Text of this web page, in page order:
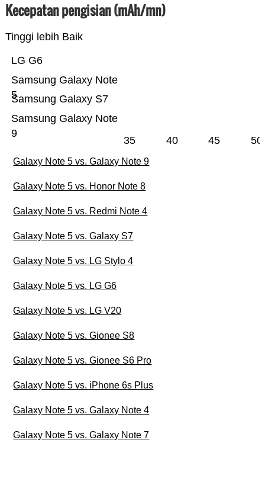
Kecepatan pengisian (mAh/mn)
Tinggi lebih Baik
Samsung Galaxy Note
9
Samsung Galaxy S7
Samsung Galaxy Note
5
LG G6
35 40 45 50
Galaxy Note 5 vs. Galaxy Note 9
Galaxy Note 5 vs. Honor Note 8
Galaxy Note 5 vs. Redmi Note 4
Galaxy Note 5 vs. Galaxy S7
Galaxy Note 5 vs. LG Stylo 4
Galaxy Note 5 vs. LG G6
Galaxy Note 5 vs. LG V20
Galaxy Note 5 vs. Gionee S8
Galaxy Note 5 vs. Gionee S6 Pro
Galaxy Note 5 vs. iPhone 6s Plus
Galaxy Note 5 vs. Galaxy Note 4
Galaxy Note 5 vs. Galaxy Note 7